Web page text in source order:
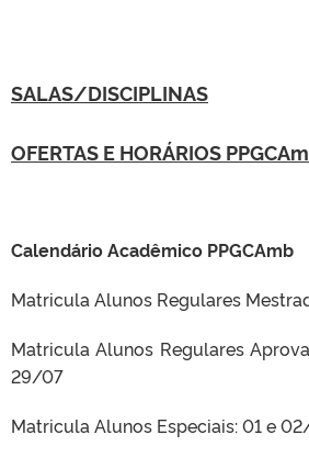
SALAS/DISCIPLINAS
OFERTAS E HORÁRIOS
Calendário Acadêmico PPGCAmb
Matricula Alunos Regulares
Matricula Alunos Regulares
29/07
Matricula Alunos Especiais: 01 e